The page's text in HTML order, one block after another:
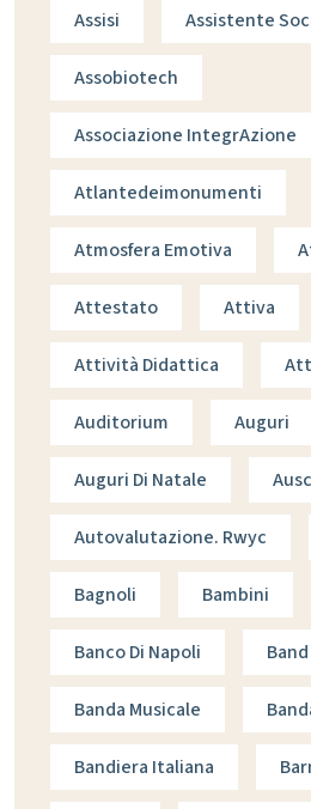
Assisi Assistente
Assobiotech
Associazione IntegrAzione
Atlantedeimonumenti
Atmosfera Emotiva
Attestato Attiva
Attività Didattica
Auditorium Auguri
Auguri Di Natale
Autovalutazione. Rwyc
Bagnoli Bambini
Banco Di Napoli Band
Banda Musicale
Bandiera Italiana